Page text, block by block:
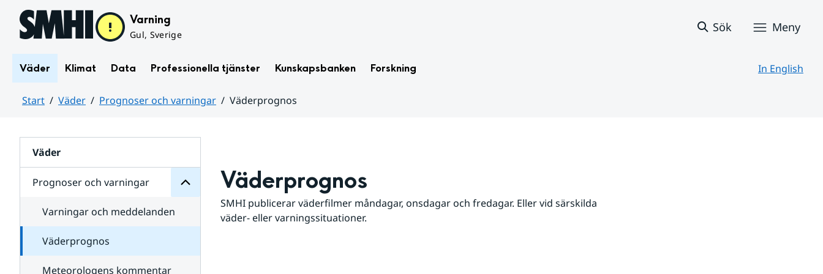
Hoppa till sidans innehåll Varning
Gul, Sverige
Sök Meny
Väder Klimat Data Professionella tjänster Kunskapsbanken Forskning In English
Start Väder Prognoser och varningar
Väderprognos
Väder
Prognoser och varningar
för
varningar
Varningar och meddelanden
Väderprognos
Meteorologens kommentar
Väderprognos
SMHI publicerar väderfilmer måndagar, onsdagar och fredagar. Eller vid särskilda
väder- eller varningssituationer.